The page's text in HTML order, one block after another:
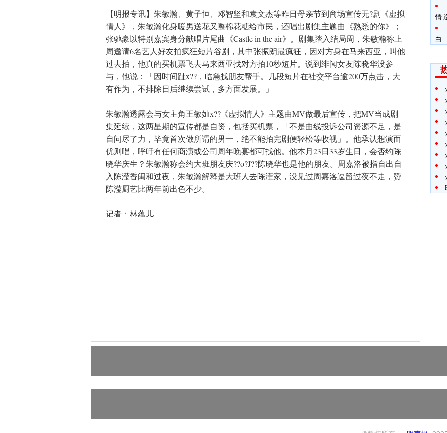
【明报专讯】朱敏瀚、黄子恒、邓智坚和袁文杰等昨日母亲节到商场宣传无?剧《虚拟
情人》，朱敏瀚化身暖男送花又整棉花糖给市民，还唱出剧集主题曲《熟悉的你》；
张驰豪以特别嘉宾身分献唱片尾曲《Castle in the air》。剧集踏入结局周，朱敏瀚称上
周邀请6名艺人好友拍疯狂短片谷剧，其中张振朗最疯狂，因对方身在马来西亚，叫他
过去拍，他真的买机票飞去马来西亚找对方拍10秒短片。说到绯闻女友陈晓华没参
与，他说：「因时间趾x??，临急找朋友帮手。几段短片在社交平台逾200万点击，大
有作为，不排除日后继续尝试，多方面发展。」
朱敏瀚透露会与女主角王敏奾x??《虚拟情人》主题曲MV做最后宣传，把MV当成剧
集延续，这两星期的宣传都是自资，包括买机票，「不是曲线投诉公司资源不足，是
自问尽了力，毕竟首次做所谓的男一，绝不能拍完剧便轻松等收视」。他承认想演而
优则唱，呼吁有任何商演或公司周年晚宴都可找他。他本月23日33岁生日，会否约陈
晓华庆生？朱敏瀚称会约大班朋友庆??o?J??陈晓华也是他的朋友。周嘉洛被指自出自
入陈滢香闺和过夜，朱敏瀚解释是大班人去陈滢家，没见过周嘉洛逗留过夜不走，赞
陈滢厨艺比两年前出色不少。
记者：林蕴儿
情
白